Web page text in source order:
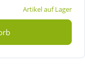
Artikel auf Lager